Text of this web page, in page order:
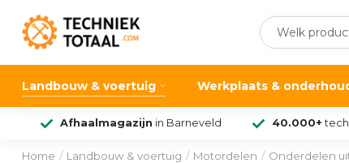
Landbouw & voertuig Werkplaats &
Afhaalmagazijn in Barneveld 40.000+
Home / Landbouw & voertuig / Motordelen / Onderdelen